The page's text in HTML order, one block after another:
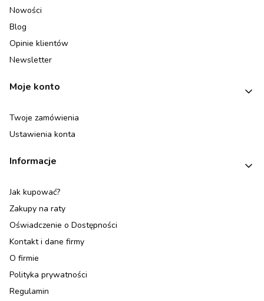
Nowości
Blog
Opinie klientów
Newsletter
Moje konto
Twoje zamówienia
Ustawienia konta
Informacje
Jak kupować?
Zakupy na raty
Oświadczenie o Dostępności
Kontakt i dane firmy
O firmie
Polityka prywatności
Regulamin